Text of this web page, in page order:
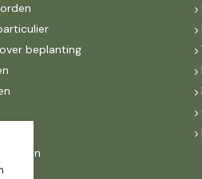
beplanting
Groen